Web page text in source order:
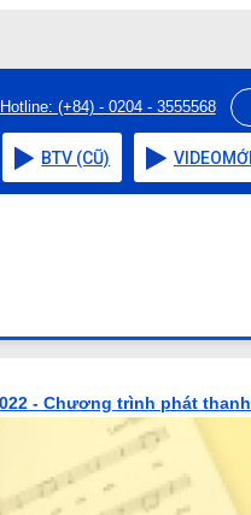
Hotline: (+84) - 0204 - 3555568
BTV (CŨ) VIDEOMỚI
- Chương trình phát thanh